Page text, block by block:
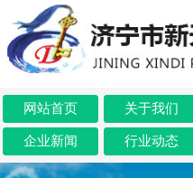
网站首页 关于我们
企业新闻 行业动态